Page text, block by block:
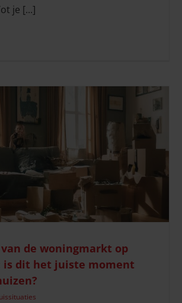
je [...]
de woningmarkt op
is dit het juiste moment